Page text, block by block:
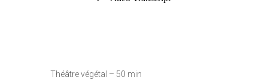
Théâtre végétal – 50 min